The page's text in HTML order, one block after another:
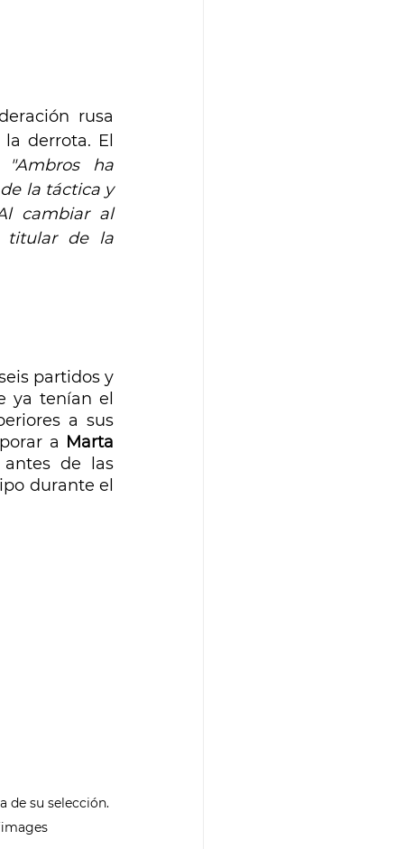
rusa
derrota. El
"Ambros ha
la táctica y
cambiar al
titular de la
partidos y
ya tenían el
a sus
a Marta
de las
durante el
de su selección.